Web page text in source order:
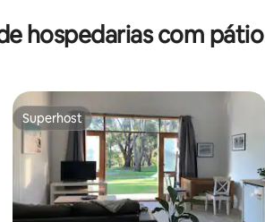
hospedarias com pátio
Superhost
Superhost